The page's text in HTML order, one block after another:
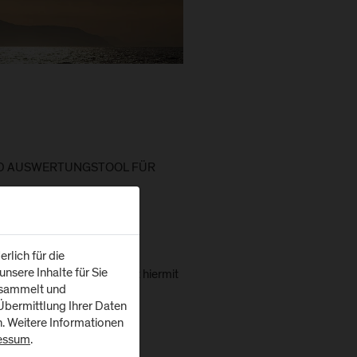
AUSWERTUNGSTOOL FÜR
im Wege einer
zu vergeben und lädt hiermit
für die
Inhalte für Sie
und
Ihrer Daten
Weitere Informationen
.